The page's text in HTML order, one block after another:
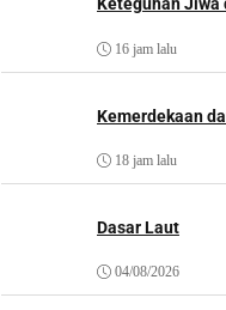
Keteguhan Jiwa
16 jam lalu
Kemerdekaan
18 jam lalu
Dasar Laut
04/08/2026